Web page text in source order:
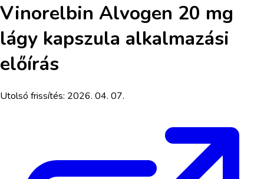
Vinorelbin Alvogen 20 mg
lágy kapszula alkalmazási
előírás
Utolsó frissítés: 2026. 04. 07.